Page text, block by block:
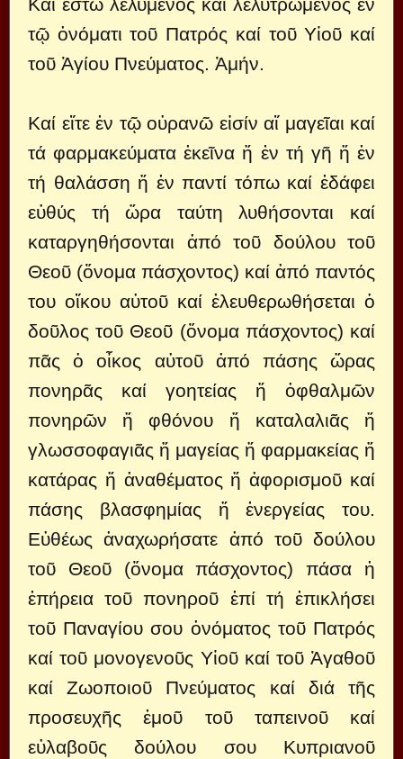
Καί ἔστω λελυμένος καί λελυτρωμένος ἐν
τῷ ὀνόματι τοῦ Πατρός καί τοῦ Υἱοῦ καί
τοῦ Ἁγίου Πνεύματος. Ἀμήν.
Καί εἴτε ἐν τῷ οὐρανῶ εἰσίν αἵ μαγεῖαι καί
τά φαρμακεύματα ἐκεῖνα ἤ ἐν τή γῆ ἤ ἐν
τή θαλάσση ἤ ἐν παντί τόπω καί ἐδάφει
εὐθύς τή ὥρα ταύτη λυθήσονται καί
καταργηθήσονται ἀπό τοῦ δούλου τοῦ
Θεοῦ (ὄνομα πάσχοντος) καί ἀπό παντός
του οἴκου αὐτοῦ καί ἐλευθερωθήσεται ὁ
δοῦλος τοῦ Θεοῦ (ὄνομα πάσχοντος) καί
πᾶς ὁ οἶκος αὐτοῦ ἀπό πάσης ὥρας
πονηρᾶς καί γοητείας ἤ ὀφθαλμῶν
πονηρῶν ἤ φθόνου ἤ καταλαλιᾶς ἤ
γλωσσοφαγιᾶς ἤ μαγείας ἤ φαρμακείας ἤ
κατάρας ἤ ἀναθέματος ἤ ἀφορισμοῦ καί
πάσης βλασφημίας ἤ ἐνεργείας του.
Εὐθέως ἀναχωρήσατε ἀπό τοῦ δούλου
τοῦ Θεοῦ (ὄνομα πάσχοντος) πάσα ἡ
ἐπήρεια τοῦ πονηροῦ ἐπί τή ἐπικλήσει
τοῦ Παναγίου σου ὀνόματος τοῦ Πατρός
καί τοῦ μονογενοῦς Υἱοῦ καί τοῦ Ἀγαθοῦ
καί Ζωοποιοῦ Πνεύματος καί διά τῆς
προσευχῆς ἐμοῦ τοῦ ταπεινοῦ καί
εὐλαβοῦς δούλου σου Κυπριανοῦ